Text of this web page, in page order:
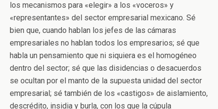
los mecanismos para «elegir» a los «voceros» y
«representantes» del sector empresarial mexicano. Sé
bien que, cuando hablan los jefes de las cámaras
empresariales no hablan todos los empresarios; sé que
habla un pensamiento que ni siquiera es el homogéneo
dentro del sector; sé que las disidencias o desacuerdos
se ocultan por el manto de la supuesta unidad del sector
empresarial; sé también de los «castigos» de aislamiento,
descrédito, insidia y burla, con los que la cúpula